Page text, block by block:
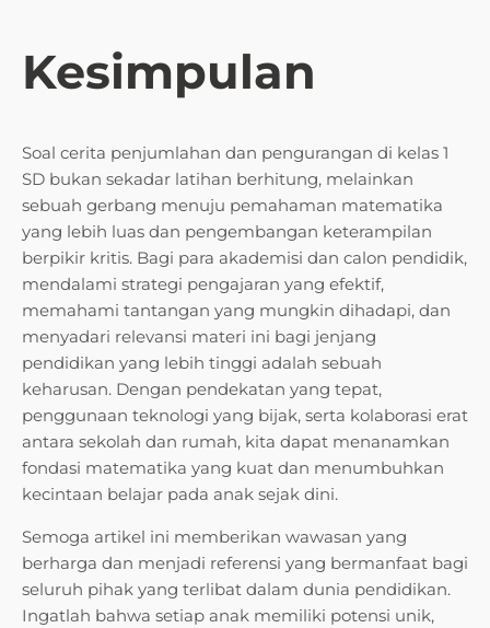
Kesimpulan
Soal cerita penjumlahan dan pengurangan di kelas 1
SD bukan sekadar latihan berhitung, melainkan
sebuah gerbang menuju pemahaman matematika
yang lebih luas dan pengembangan keterampilan
berpikir kritis. Bagi para akademisi dan calon pendidik,
mendalami strategi pengajaran yang efektif,
memahami tantangan yang mungkin dihadapi, dan
menyadari relevansi materi ini bagi jenjang
pendidikan yang lebih tinggi adalah sebuah
keharusan. Dengan pendekatan yang tepat,
penggunaan teknologi yang bijak, serta kolaborasi erat
antara sekolah dan rumah, kita dapat menanamkan
fondasi matematika yang kuat dan menumbuhkan
kecintaan belajar pada anak sejak dini.
Semoga artikel ini memberikan wawasan yang
berharga dan menjadi referensi yang bermanfaat bagi
seluruh pihak yang terlibat dalam dunia pendidikan.
Ingatlah bahwa setiap anak memiliki potensi unik,